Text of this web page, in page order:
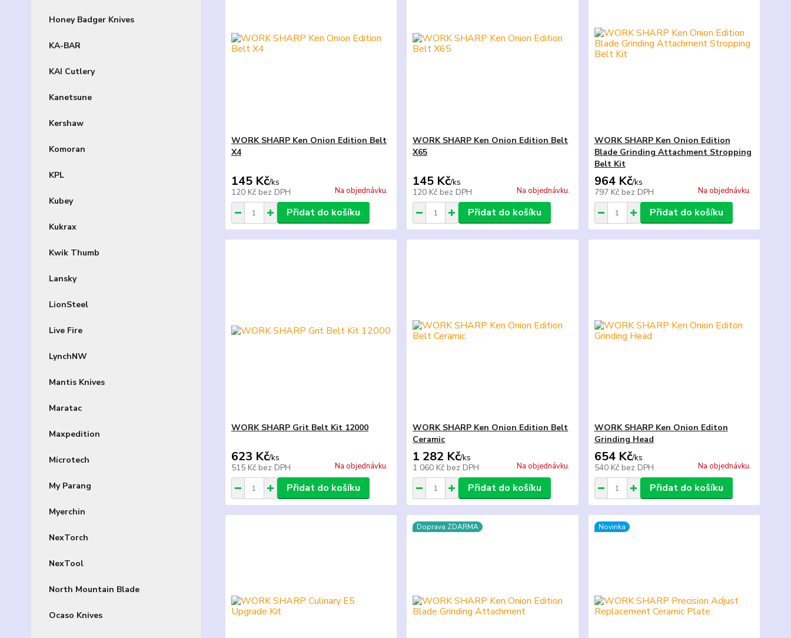
Honey Badger Knives
KA-BAR
KAI Cutlery
Kanetsune
Kershaw
Komoran
KPL
Kubey
Kukrax
Kwik Thumb
Lansky
LionSteel
Live Fire
LynchNW
Mantis Knives
Maratac
Maxpedition
Microtech
My Parang
Myerchin
NexTorch
NexTool
North Mountain Blade
Ocaso Knives
WORK SHARP Ken Onion Edition Belt
X4
145 Kč/ks
120 Kč bez DPH Na objednávku.
Přidat do košíku
WORK SHARP Ken Onion Edition Belt
X65
145 Kč/ks
120 Kč bez DPH Na objednávku.
Přidat do košíku
WORK SHARP Ken Onion Edition
Blade Grinding Attachment Stropping
Belt Kit
964 Kč/ks
797 Kč bez DPH Na objednávku.
Přidat do košíku
WORK SHARP Grit Belt Kit 12000
623 Kč/ks
515 Kč bez DPH Na objednávku.
Přidat do košíku
WORK SHARP Ken Onion Edition Belt
Ceramic
1 282 Kč/ks
1 060 Kč bez DPH Na objednávku.
Přidat do košíku
WORK SHARP Ken Onion Editon
Grinding Head
654 Kč/ks
540 Kč bez DPH Na objednávku.
Přidat do košíku
Doprava ZDARMA Novinka